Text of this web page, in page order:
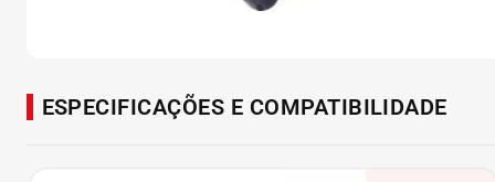
ESPECIFICAÇÕES E COMPATIBILIDADE